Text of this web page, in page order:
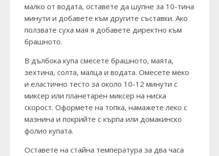
малко от водата, оставете да шупне за 10-тина
минути и добавете към другите съставки. Ако
ползвате суха мая я добавете директно към
брашното.
В дълбока купа смесете брашното, маята,
зехтина, солта, малца и водата. Омесете меко
и еластично тесто за около 10-12 минути с
миксер или планетарен миксер на ниска
скорост. Оформете на топка, намажете леко с
мазнина и покрийте с кърпа или домакинско
фолио купата.
Оставете на стайна температура за два часа